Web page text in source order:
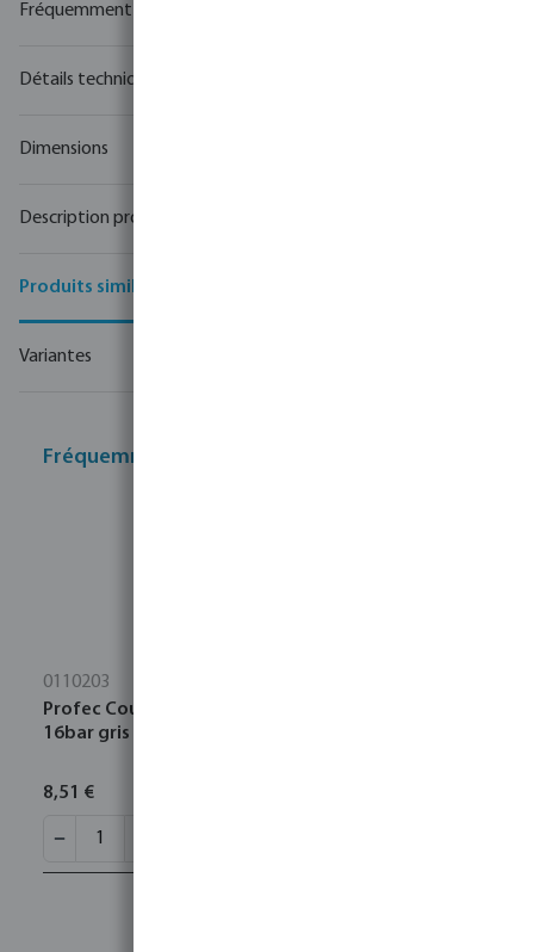
Fréquemment achetés ensemble
Détails techniques
Dimensions
Description produit
Produits similaires
Variantes
Fréquemment achetés ensemble
0110203
Profec Courbe à 90° PVC-U 50 mm collage femelle
16bar gris type fabriqué sur tube
8,51 €